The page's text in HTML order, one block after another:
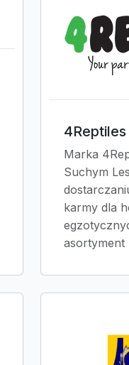
4Reptiles
Marka
Suchym
karmy dla
asortyment